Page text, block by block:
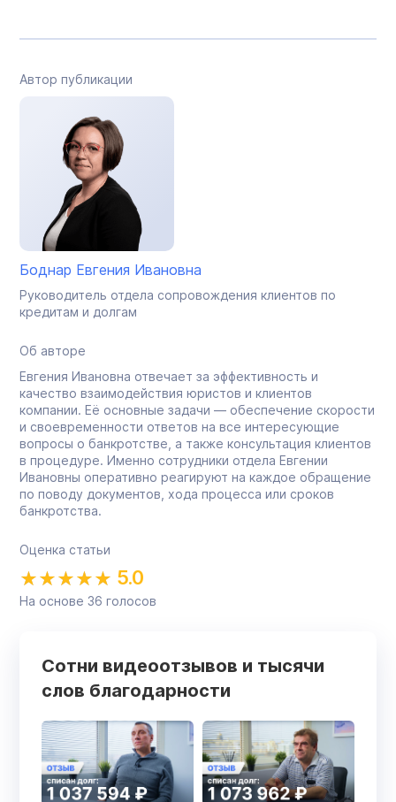
Автор публикации
Боднар Евгения Ивановна
Руководитель отдела сопровождения клиентов по
кредитам и долгам
Об авторе
Евгения Ивановна отвечает за эффективность и
качество взаимодействия юристов и клиентов
компании. Её основные задачи — обеспечение скорости
и своевременности ответов на все интересующие
вопросы о банкротстве, а также консультация клиентов
в процедуре. Именно сотрудники отдела Евгении
Ивановны оперативно реагируют на каждое обращение
по поводу документов, хода процесса или сроков
банкротства.
Оценка статьи
5.0
На основе 36 голосов
Сотни видеоотзывов и тысячи
слов благодарности